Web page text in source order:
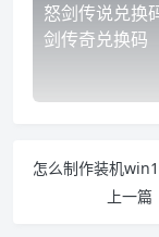
怒剑传说兑换
剑传奇兑换码
上一篇